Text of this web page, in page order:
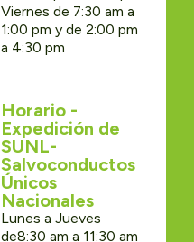
Viernes de 7:30 am a
1:00 pm y de 2:00 pm
a 4:30 pm
Horario -
Expedición de
SUNL-
Salvoconductos
Únicos
Nacionales
Lunes a Jueves
de8:30 am a 11:30 am